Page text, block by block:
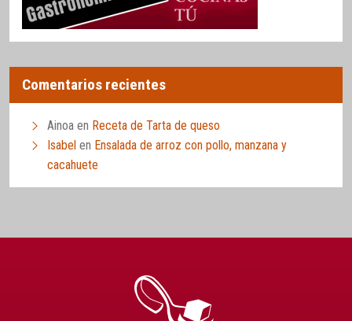
Comentarios recientes
Ainoa en Receta de Tarta de queso
Isabel en Ensalada de arroz con pollo, manzana y
cacahuete